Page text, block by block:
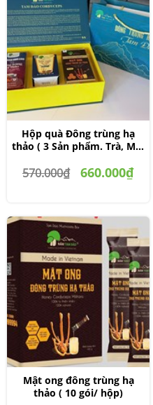
Hộp quà Đông trùng hạ
thảo ( 3 Sản phẩm. Trà, Mật
570.000₫ 660.000₫
Mật ong đông trùng hạ
thảo ( 10 gói/ hộp)